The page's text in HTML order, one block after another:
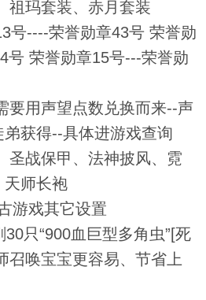
祖玛套装、赤月套装
号----荣誉勋章43号 荣誉勋
号 荣誉勋章15号---荣誉勋
要用声望点数兑换而来--声
获得--具体进游戏查询
圣战保甲、法神披风、霓
天师长袍
游戏其它设置
只“900血巨型多角虫”[死
召唤宝宝更容易、节省上